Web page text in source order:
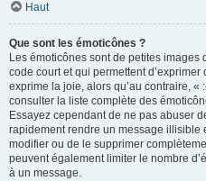
Haut
Que sont les émoticônes ?
Les émoticônes sont de petites
code court et qui permettent
exprime la joie, alors qu’au contraire, «
consulter la liste complète des
Essayez cependant de ne pas abuser
rapidement rendre un message illisible
modifier ou de le supprimer
peuvent également limiter le nombre
à un message.